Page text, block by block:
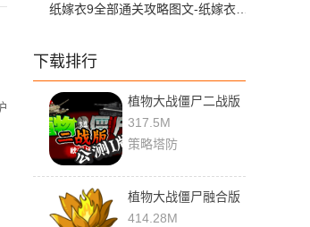
下载排行
植物大战僵尸二战版
0.2 官方版
317.5M
策略塔防
植物大战僵尸融合版
3.0.1 最新版
414.28M